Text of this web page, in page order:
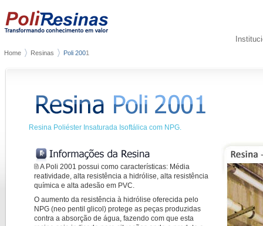
Home Resinas Poli 2001
Resina Poliéster Insaturada Isoftálica com NPG.
A Poli 2001 possui como características: Média
reatividade, alta resistência a hidrólise, alta resistência
química e alta adesão em PVC.
O aumento da resistência à hidrólise oferecida pelo
NPG (neo pentil glicol) protege as peças produzidas
contra a absorção de água, fazendo com que esta